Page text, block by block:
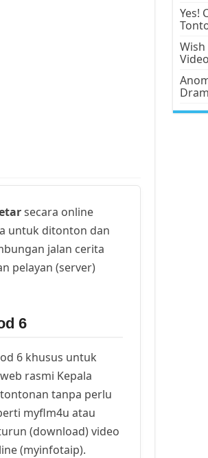
secara online
untuk ditonton dan
jalan cerita
pelayan (server)
6
6 khusus untuk
rasmi Kepala
tanpa perlu
myflm4u atau
(download) video
(myinfotaip).
Yes!
Video